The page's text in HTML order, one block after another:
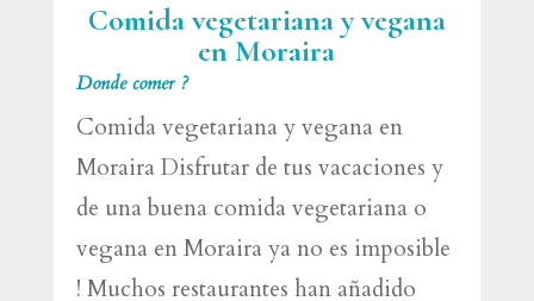
Comida vegetariana y vegana
en Moraira
Donde comer ?
Comida vegetariana y vegana en
Moraira Disfrutar de tus vacaciones y
de una buena comida vegetariana o
vegana en Moraira ya no es imposible
! Muchos restaurantes han añadido